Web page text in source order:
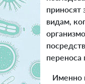
приносят
видам,
переноса
Именно